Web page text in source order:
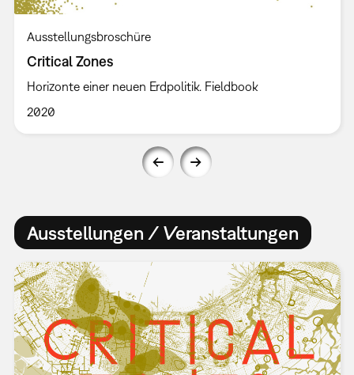
Ausstellungsbroschüre
Critical Zones
Horizonte einer neuen Erdpolitik. Fieldbook
2020
Ausstellungen / Veranstaltungen